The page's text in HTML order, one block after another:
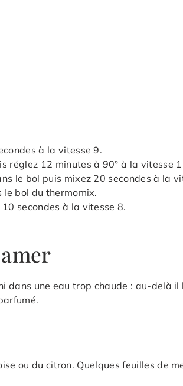
à la vitesse 9.
réglez 12 minutes à 90° à la vitesse
le bol puis mixez 20 secondes à la
le bol du thermomix.
secondes à la vitesse 8.
dans une eau trop chaude : au-delà il
ou du citron. Quelques feuilles de